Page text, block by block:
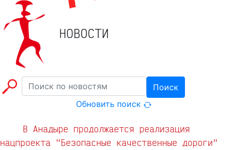
НОВОСТИ
Поиск
Обновить поиск
В Анадыре продолжается реализация
нацпроекта "Безопасные качественные дороги"